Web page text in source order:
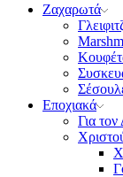
Ζαχαρωτά
Εποχιακά
Για